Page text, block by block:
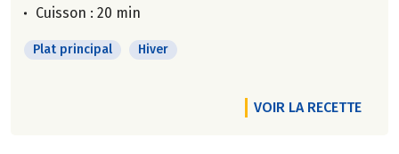
Cuisson : 20 min
Plat principal Hiver
VOIR LA RECETTE